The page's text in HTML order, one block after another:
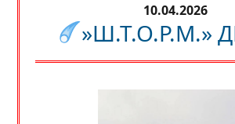
10.04.2026
»Ш.Т.О.Р.М.»